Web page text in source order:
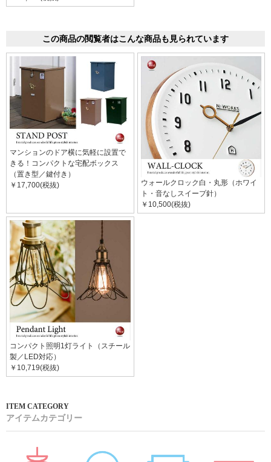
この商品の閲覧者はこんな商品も見られています
マンションのドア横に気軽に設置で
きる！コンパクトな宅配ボックス
（置き型／鍵付き）
￥17,700(税抜)
ウォールクロック白・丸形（ホワイ
ト・音なしスイープ針）
￥10,500(税抜)
コンパクト照明1灯ライト（スチール
製／LED対応）
￥10,719(税抜)
アイテムカテゴリー